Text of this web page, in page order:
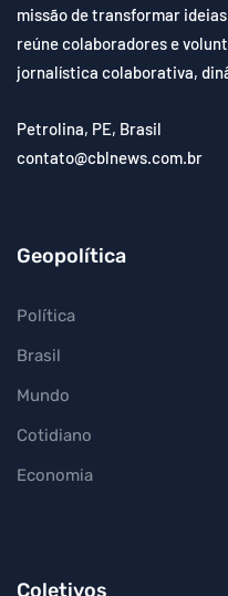
missão de transformar
reúne colaboradores e
jornalística colaborativa,
Petrolina, PE, Brasil
contato@cblnews.com.br
Geopolítica
Política
Brasil
Mundo
Cotidiano
Economia
Coletivos